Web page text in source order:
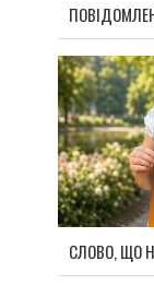
СЛОВО, ЩО